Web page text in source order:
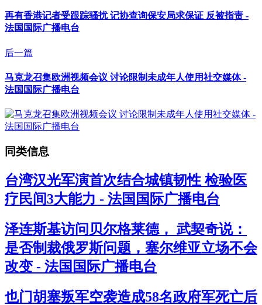
再有香港记者受跟踪骚扰 记协查询保安局求保证 反被指责 -
法国国际广播电台
后一篇
马克龙召集欧洲视频会议 讨论限制未成年人使用社交媒体 -
法国国际广播电台
同类信息
台湾汉光军演首次结合城镇韧性 检验医
疗民间3大能力 - 法国国际广播电台
泽连斯基访问贝尔格莱德， 武契奇说：
是否制裁俄罗斯问题，塞尔维亚立场不会
改变 - 法国国际广播电台
也门胡塞叛军空袭造成58名政府军死亡后